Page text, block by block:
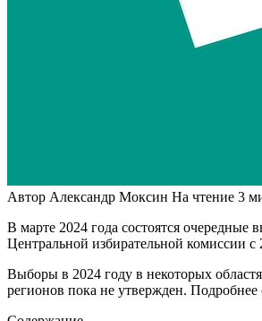
Автор Александр Моксин На чтение 3
В марте 2024 года состоятся
Центральной избирательной комиссии
Выборы в 2024 году в некоторых
регионов пока не утвержден.